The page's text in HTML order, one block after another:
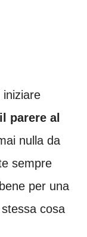
parere al
nulla da
sempre
per una
cosa